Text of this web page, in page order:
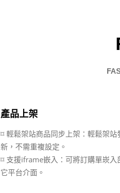
產品上架
⌑ 輕鬆架站商品同步上架：輕鬆架
新，不需重複設定。
⌑ 支援iframe嵌入：可將訂購單崁入
它平台介面。